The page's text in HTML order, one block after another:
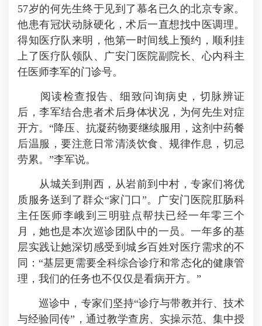
57岁的何先生终于见到了慕名已久的北京专家。
他患有冠状动脉硬化，术后一直想找中医调理。
得知医疗队来明，他第一时间线上预约，顺利挂
上了医疗队领队、广安门医院副院长、心内科主
任医师李军的门诊号。
阅读检查报告、细致问询病史，切脉辨证
后，李军结合患者术后身体状况，为何先生对症
开方。“降压、抗凝药物要继续服用，这剂中药餐
后温服，要注意日常清淡饮食、规律作息，切忌
劳累。”李军说。
从城关到荆西，从岩前到中村，专家们将优
质服务送到了群众“家门口”。广安门医院肛肠科
主任医师李峨到三明驻点帮扶已经一年零三个
月，她也是本次巡诊团队中的一员。一年多的基
层实践让她深切感受到城乡百姓对医疗需求的不
同：“基层更需要全科综合诊疗和常态化的健康管
理，我们的任务也不仅仅是看病开方。”
巡诊中，专家们坚持“诊疗与带教并行、技术
与经验同传”，通过教学查房、实操示范、集中授